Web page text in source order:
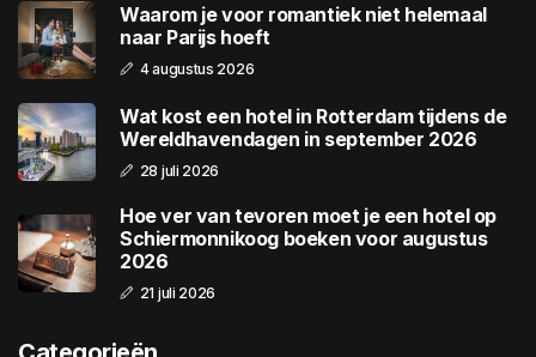
Waarom je voor romantiek niet helemaal
naar Parijs hoeft
4 augustus 2026
Wat kost een hotel in Rotterdam tijdens de
Wereldhavendagen in september 2026
28 juli 2026
Hoe ver van tevoren moet je een hotel op
Schiermonnikoog boeken voor augustus
2026
21 juli 2026